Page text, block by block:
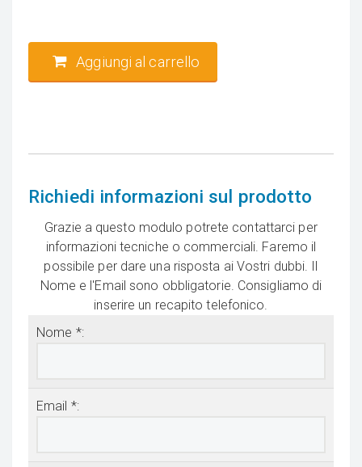
Aggiungi al carrello
Richiedi informazioni sul prodotto
Grazie a questo modulo potrete contattarci per
informazioni tecniche o commerciali. Faremo il
possibile per dare una risposta ai Vostri dubbi. Il
Nome e l'Email sono obbligatorie. Consigliamo di
inserire un recapito telefonico.
Nome *:
Email *: